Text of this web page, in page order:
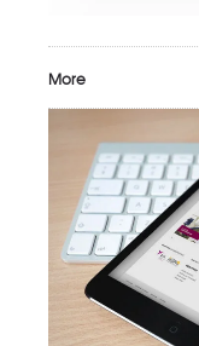
More